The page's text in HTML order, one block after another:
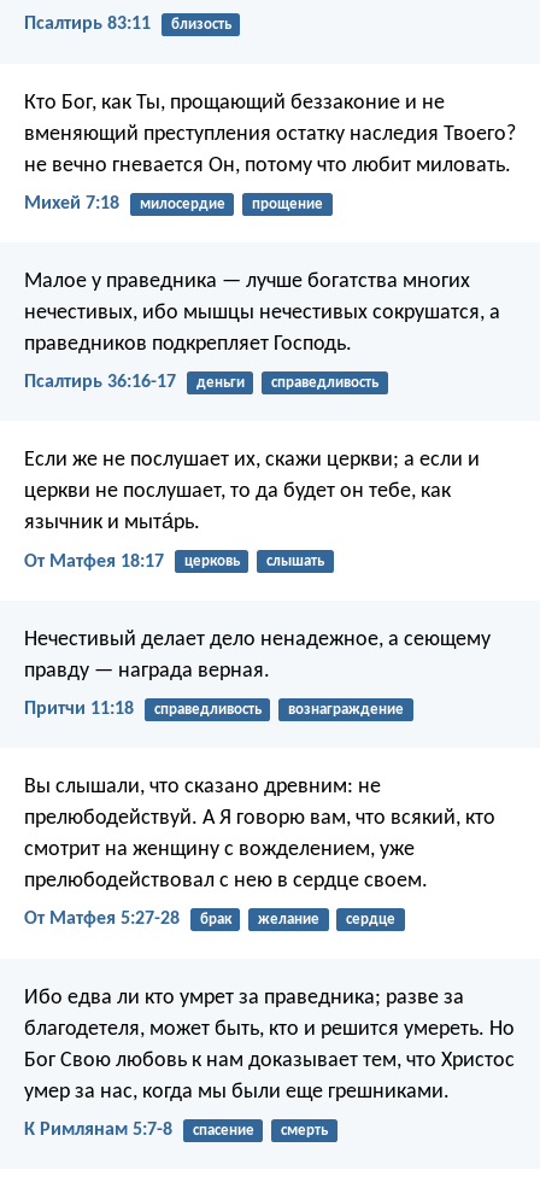
Псалтирь 83:11 близость
Кто Бог, как Ты, прощающий беззаконие и не
вменяющий преступления остатку наследия Твоего?
не вечно гневается Он, потому что любит миловать.
Михей 7:18 милосердие прощение
Малое у праведника — лучше богатства многих
нечестивых, ибо мышцы нечестивых сокрушатся, а
праведников подкрепляет Господь.
Псалтирь 36:16-17 деньги справедливость
Если же не послушает их, скажи церкви; а если и
церкви не послушает, то да будет он тебе, как
язычник и мыта́рь.
От Матфея 18:17 церковь слышать
Нечестивый делает дело ненадежное, а сеющему
правду — награда верная.
Притчи 11:18 справедливость вознаграждение
Вы слышали, что сказано древним: не
прелюбодействуй. А Я говорю вам, что всякий, кто
смотрит на женщину с вожделением, уже
прелюбодействовал с нею в сердце своем.
От Матфея 5:27-28 брак желание сердце
Ибо едва ли кто умрет за праведника; разве за
благодетеля, может быть, кто и решится умереть. Но
Бог Свою любовь к нам доказывает тем, что Христос
умер за нас, когда мы были еще грешниками.
К Римлянам 5:7-8 спасение смерть